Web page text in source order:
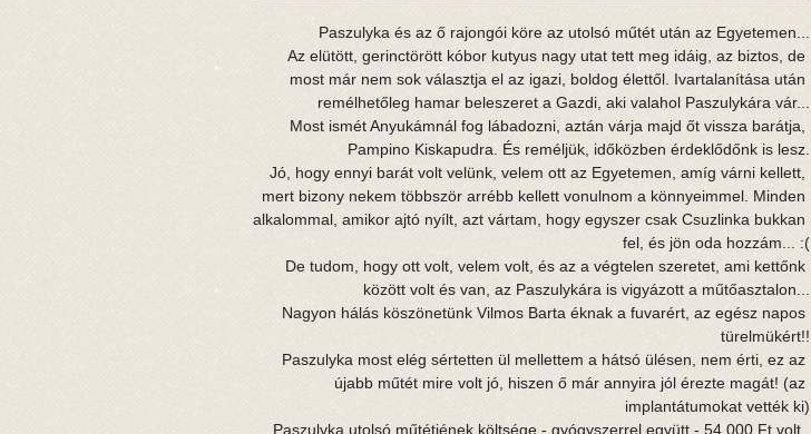
Paszulyka és az ő rajongói köre az utolsó műtét után az Egyetemen...
Az elütött, gerinctörött kóbor kutyus nagy utat tett meg idáig, az biztos, de
most már nem sok választja el az igazi, boldog élettől. Ivartalanítása után
remélhetőleg hamar beleszeret a Gazdi, aki valahol Paszulykára vár...
Most ismét Anyukámnál fog lábadozni, aztán várja majd őt vissza barátja,
Pampino Kiskapudra. És reméljük, időközben érdeklődőnk is lesz.
Jó, hogy ennyi barát volt velünk, velem ott az Egyetemen, amíg várni kellett,
mert bizony nekem többször arrébb kellett vonulnom a könnyeimmel. Minden
alkalommal, amikor ajtó nyílt, azt vártam, hogy egyszer csak Csuzlinka bukkan
fel, és jön oda hozzám... :(
De tudom, hogy ott volt, velem volt, és az a végtelen szeretet, ami kettőnk
között volt és van, az Paszulykára is vigyázott a műtőasztalon...
Nagyon hálás köszönetünk Vilmos Barta éknak a fuvarért, az egész napos
türelmükért!!
Paszulyka most elég sértetten ül mellettem a hátsó ülésen, nem érti, ez az
újabb műtét mire volt jó, hiszen ő már annyira jól érezte magát! (az
implantátumokat vették ki)
Paszulyka utolsó műtétjének költsége - gyógyszerrel együtt - 54.000 Ft volt.